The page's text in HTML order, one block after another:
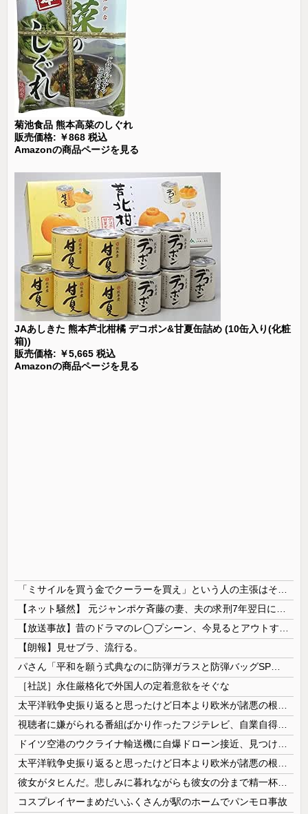
菊池食品 熊本高菜のしぐれ
販売価格: ￥868 税込
Amazonの商品ページを見る
JAあしきた 熊本芦北柑橘 デコポン&甘夏缶詰め (10缶入り(化粧
箱))
販売価格: ￥5,665 税込
Amazonの商品ページを見る
【朗報】見せブラ、流行る。
［社説］永住厳格化で外国人の定着意欲をそぐな
コスプレイヤーまめだいふくさんが駅のホームでパンモロ事故